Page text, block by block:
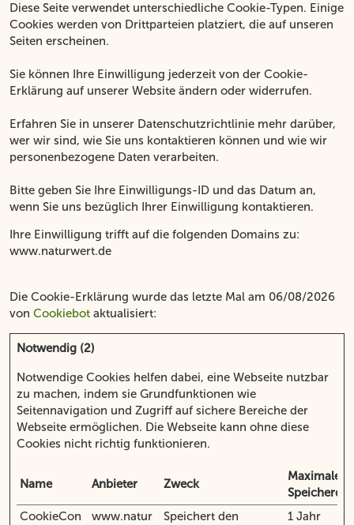
Diese Seite verwendet unterschiedliche Cookie-Typen. Einige
Cookies werden von Drittparteien platziert, die auf unseren
Seiten erscheinen.
Sie können Ihre Einwilligung jederzeit von der Cookie-
Erklärung auf unserer Website ändern oder widerrufen.
Erfahren Sie in unserer Datenschutzrichtlinie mehr darüber,
wer wir sind, wie Sie uns kontaktieren können und wie wir
personenbezogene Daten verarbeiten.
Bitte geben Sie Ihre Einwilligungs-ID und das Datum an,
wenn Sie uns bezüglich Ihrer Einwilligung kontaktieren.
Ihre Einwilligung trifft auf die folgenden Domains zu:
www.naturwert.de
Die Cookie-Erklärung wurde das letzte Mal am 06/08/2026
von Cookiebot aktualisiert:
Notwendig (2)
Notwendige Cookies helfen dabei, eine Webseite nutzbar
zu machen, indem sie Grundfunktionen wie
Seitennavigation und Zugriff auf sichere Bereiche der
Webseite ermöglichen. Die Webseite kann ohne diese
Cookies nicht richtig funktionieren.
Name Anbieter Zweck
Maximale
CookieCon
www.natur
Speichert den
1 Jahr